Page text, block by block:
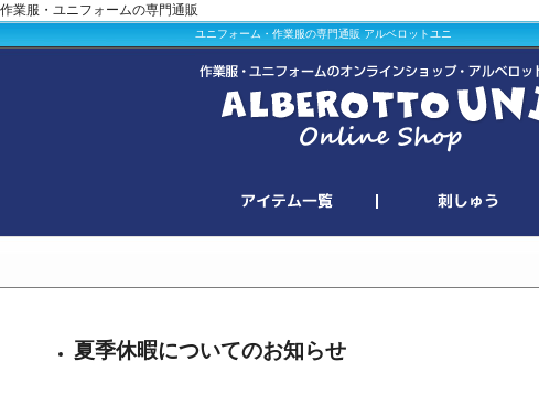
作業服・ユニフォームの専門通販
ユニフォーム・作業服の専門通販 アルベロットユニ
夏季休暇についてのお知らせ